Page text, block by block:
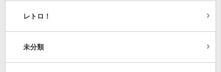
レトロ！
未分類